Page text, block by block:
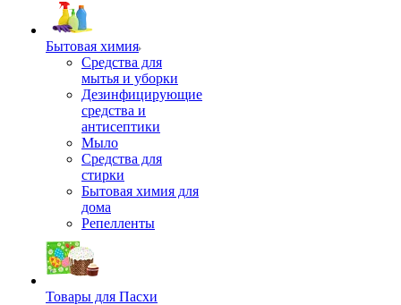
Бытовая химия
Средства для
мытья и уборки
Дезинфицирующие
средства и
антисептики
Мыло
Средства для
стирки
Бытовая химия для
дома
Репелленты
Товары для Пасхи